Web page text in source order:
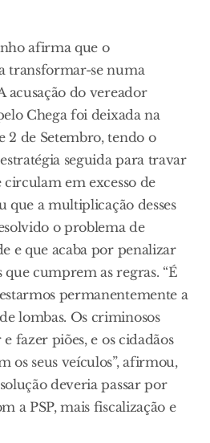
afirma que o
transformar-se numa
acusação do vereador
Chega foi deixada na
2 de Setembro, tendo o
seguida para travar
em excesso de
que a multiplicação desses
o problema de
e que acaba por penalizar
que cumprem as regras. “É
permanentemente a
lombas. Os criminosos
fazer piões, e os cidadãos
os seus veículos”, afirmou,
deveria passar por
a PSP, mais fiscalização e